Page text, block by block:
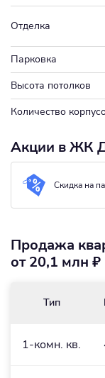
Отделка
Парковка
Высота потолков
Количество
Акции в ЖК
Скидка на
Продажа
от 20,1 млн ₽
Тип
1-комн. кв.